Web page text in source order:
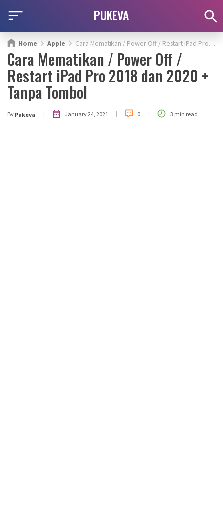
PUKEVA
Home Apple Cara Mematikan / Power Off / Restart iPad Pro 2018 dan 2020 + Tanpa Tombol
Cara Mematikan / Power Off /
Restart iPad Pro 2018 dan 2020 +
Tanpa Tombol
By Pukeva | January 24, 2021 | 0 | 3 min read